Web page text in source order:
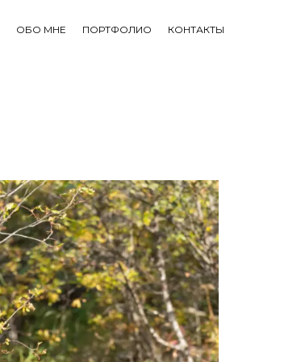
ОБО МНЕ ПОРТФОЛИО КОНТАКТЫ